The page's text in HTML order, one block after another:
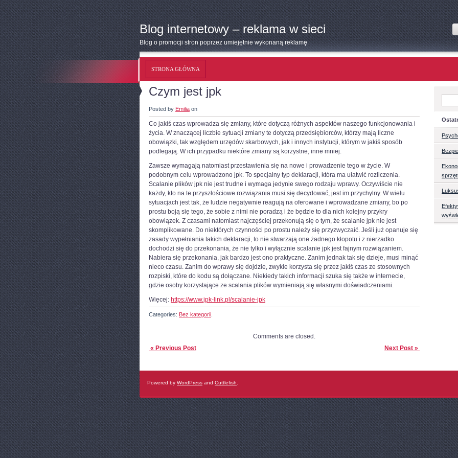
Blog internetowy – reklama w sieci
Blog o promocji stron poprzez umiejętnie wykonaną reklamę
STRONA GŁÓWNA
Czym jest jpk
Posted by Emilia on
Co jakiś czas wprowadza się zmiany, które dotyczą różnych aspektów naszego funkcjonowania i
życia. W znaczącej liczbie sytuacji zmiany te dotyczą przedsiębiorców, którzy mają liczne
obowiązki, tak względem urzędów skarbowych, jak i innych instytucji, którym w jakiś sposób
podlegają. W ich przypadku niektóre zmiany są korzystne, inne mniej.
Zawsze wymagają natomiast przestawienia się na nowe i prowadzenie tego w życie. W
podobnym celu wprowadzono jpk. To specjalny typ deklaracji, która ma ułatwić rozliczenia.
Scalanie plików jpk nie jest trudne i wymaga jedynie swego rodzaju wprawy. Oczywiście nie
każdy, kto na te przyszłościowe rozwiązania musi się decydować, jest im przychylny. W wielu
sytuacjach jest tak, że ludzie negatywnie reagują na oferowane i wprowadzane zmiany, bo po
prostu boją się tego, że sobie z nimi nie poradzą i że będzie to dla nich kolejny przykry
obowiązek. Z czasami natomiast najczęściej przekonują się o tym, że scalanie jpk nie jest
skomplikowane. Do niektórych czynności po prostu należy się przyzwyczaić. Jeśli już opanuje się
zasady wypełniania takich deklaracji, to nie stwarzają one żadnego kłopotu i z nierzadko
dochodzi się do przekonania, że nie tylko i wyłącznie scalanie jpk jest fajnym rozwiązaniem.
Nabiera się przekonania, jak bardzo jest ono praktyczne. Zanim jednak tak się dzieje, musi minąć
nieco czasu. Zanim do wprawy się dojdzie, zwykle korzysta się przez jakiś czas ze stosownych
rozpiski, które do kodu są dołączane. Niekiedy takich informacji szuka się także w internecie,
gdzie osoby korzystające ze scalania plików wymieniają się własnymi doświadczeniami.
Więcej: https://www.jpk-link.pl/scalanie-jpk
Categories: Bez kategorii
Comments are closed.
« Previous Post
Next Post »
Powered by WordPress and Cuttlefish